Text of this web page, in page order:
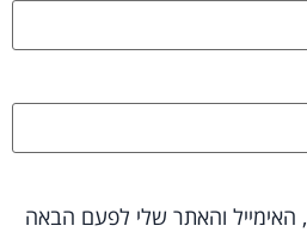
והאתר שלי לפעם הבאה